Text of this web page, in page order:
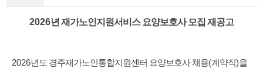
2026년 재가노인지원서비스 요양보호사 모집 재공고
2026년도 경주재가노인통합지원센터 요양보호사 채용(계약직)을